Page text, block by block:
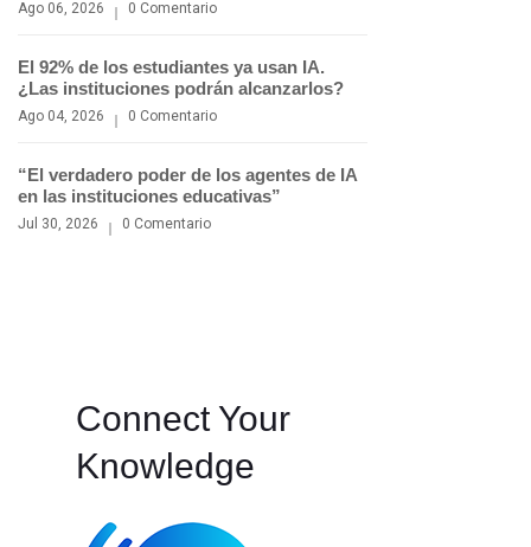
Ago 06, 2026 0 Comentario
El 92% de los estudiantes ya usan IA.
¿Las instituciones podrán alcanzarlos?
Ago 04, 2026 0 Comentario
“El verdadero poder de los agentes de IA
en las instituciones educativas”
Jul 30, 2026 0 Comentario
Connect Your
Knowledge